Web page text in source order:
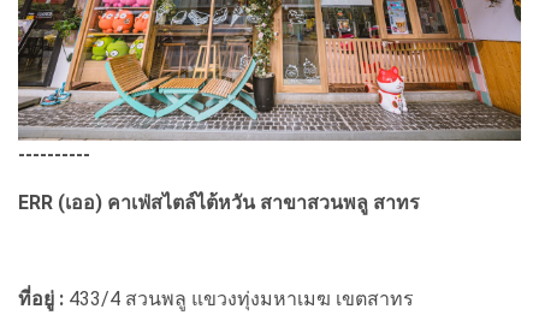
----------
ERR (เออ) คาเฟ่สไตล์ไต้หวัน สาขาสวนพลู สาทร
ที่อยู่ : 433/4 สวนพลู แขวงทุ่งมหาเมฆ เขตสาทร